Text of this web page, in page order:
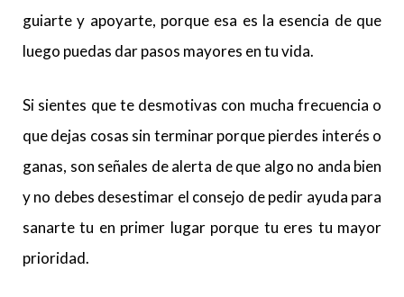
guiarte y apoyarte, porque esa es la esencia de que
luego puedas dar pasos mayores en tu vida.
Si sientes que te desmotivas con mucha frecuencia o
que dejas cosas sin terminar porque pierdes interés o
ganas, son señales de alerta de que algo no anda bien
y no debes desestimar el consejo de pedir ayuda para
sanarte tu en primer lugar porque tu eres tu mayor
prioridad.